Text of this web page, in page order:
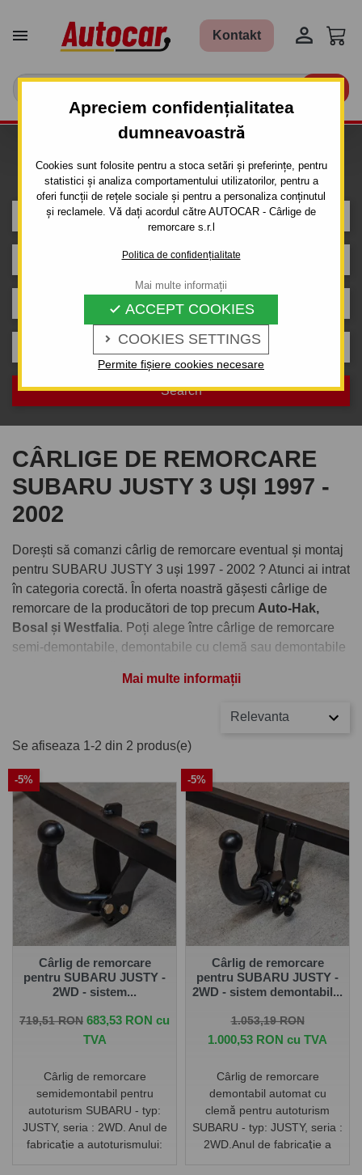
Apreciem confidențialitatea
dumneavoastră
Cookies sunt folosite pentru a stoca setări și preferințe, pentru
statistici și analiza comportamentului utilizatorilor, pentru a
oferi funcții de rețele sociale și pentru a personaliza conținutul
și reclamele. Vă dați acordul către AUTOCAR - Cârlige de
remorcare s.r.l
Politica de confidențialitate
 COOKIES SETTINGS
 ACCEPT COOKIES
Permite fișiere cookies necesare
Mai multe informații
 Kontakt 
mașina
SUBARU
CÂRLIGE DE REMORCARE
SUBARU JUSTY 3 UȘI 1997 -
2002
Dorești să comanzi cârlig de remorcare eventual și montaj
pentru SUBARU JUSTY 3 uși 1997 - 2002 ? Atunci ai intrat
în categoria corectă. În oferta noastră gășesti cârlige de
remorcare de la producători de top precum Auto-Hak,
Bosal și Westfalia. Poți alege între cârlige de remorcare
semi-demontabile, demontabile cu clemă sau demontabile
pentru SUBARU JUSTY 3 uși 1997
- 2002
Pewww.carlig.ro
veți găs cârlige remorcare de calitate și
de încredere pentru SUBARU JUSTY 3 uși 1997 - 2002 .
Toate cârligele de remorcare au un tratament special de
suprafață anticorozivă și sunt cu
o garanție de 5 ani .
Pentru fiecare cârlig de remorcare, aveți opțiunea de a
alege instalația electrică în funcție de ceea ce ați dori să
tractați. De asemenea puteți alege și montarea cârligului
de remorcare la una dintre unitățile noastre - Groși sau
București.
Mai multe informații
Relevanta
Se afiseaza 1-2 din 2 produs(e)
-5%
Cârlig de remorcare
pentru SUBARU JUSTY -
2WD - sistem...
Pret de baza
719,51 RON Pret
683,53 RON cu
TVA
Cârlig de remorcare
semidemontabil pentru
autoturism SUBARU - typ:
JUSTY, seria : 2WD. Anul de
fabricaţie a autoturismului:
-5%
Cârlig de remorcare
pentru SUBARU JUSTY -
2WD - sistem demontabil...
Pret de baza
1.053,19 RONPret
1.000,53 RON cu TVA
Cârlig de remorcare
demontabil automat cu
clemă pentru autoturism
SUBARU - typ: JUSTY, seria :
2WD.Anul de fabricaţie a